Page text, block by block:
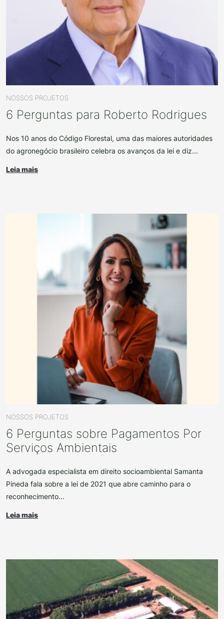
NOSSOS PROJETOS
6 Perguntas para Roberto Rodrigues
Nos 10 anos do Código Florestal, uma das maiores autoridades
do agronegócio brasileiro celebra os avanços da lei e diz...
Leia mais
NOSSOS PROJETOS
6 Perguntas sobre Pagamentos Por
Serviços Ambientais
A advogada especialista em direito socioambiental Samanta
Pineda fala sobre a lei de 2021 que abre caminho para o
reconhecimento...
Leia mais